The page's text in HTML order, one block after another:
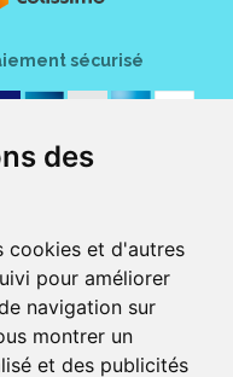
des
cookies et d'autres
pour améliorer
navigation sur
montrer un
et des publicités
l’ appui partiel lorsque
des micro-contraintes
des structures
Aircast® a créé il
d’ immobilisation
une alternative
sécurisé
française certifiée ISO
de la pharmacie du centre
au prix les plus bas possible
1700 en médicaments sans
les service suivants :